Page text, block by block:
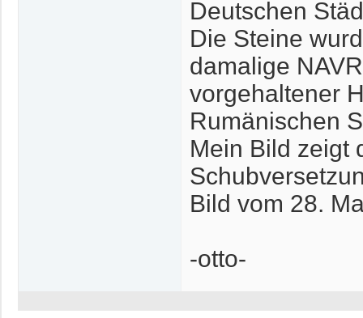
Deutschen
Die Steine
damalige
vorgehaltener
Rumänischen
Mein Bild zeigt
Bild vom 28.
-otto-